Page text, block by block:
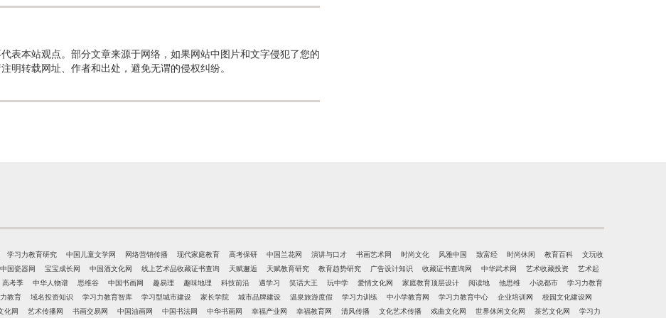
表本站观点。部分文章来源于网络，如果网站中图片和文字侵犯了您的
明转载网址、作者和出处，避免无谓的侵权纠纷。
学习力教育研究 中国儿童文学网 网络营销传播 现代家庭教育 高考保研 中国兰花网 演讲与口才 书画艺术网 时尚文化 风雅中国 致富经 时尚休闲 教育百科
文玩收
中国瓷器网 宝宝成长网 中国酒文化网 线上艺术品收藏证书查询 天赋邂逅 天赋教育研究 教育趋势研究 广告设计知识 收藏证书查询网 中华武术网 艺术收藏投资
艺术起
高考季 中华人物谱 思维谷 中国书画网 趣易理 趣味地理 科技前沿 遇学习 笑话大王 玩中学 爱情文化网 家庭教育顶层设计 阅读地 他思维 小说都市
学习力教育
教育 域名投资知识 学习力教育智库 学习型城市建设 家长学院 城市品牌建设 温泉旅游度假 学习力训练 中小学教育网 学习力教育中心 企业培训网
校园文化建设网
化网 艺术传播网 书画交易网 中国油画网 中国书法网 中华书画网 幸福产业网 幸福教育网 清风传播 文化艺术传播 戏曲文化网 世界休闲文化网 茶艺文化网 学习力